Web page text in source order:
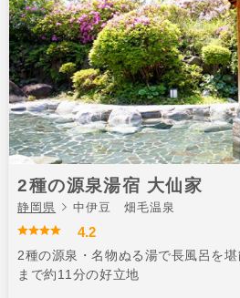
2種の源泉湯宿 大仙家
静岡県 中伊豆 畑毛温泉
4.2
2種の源泉・名物ぬる湯で長風呂を
まで約11分の好立地